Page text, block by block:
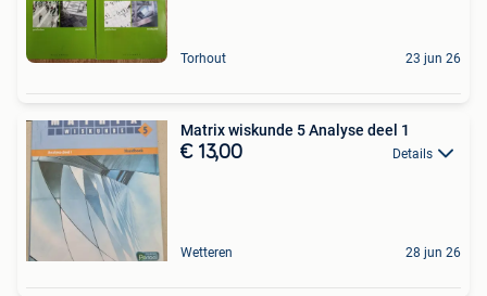
Torhout 23 jun 26
Matrix wiskunde 5 Analyse deel 1
€ 13,00 Details
Wetteren 28 jun 26